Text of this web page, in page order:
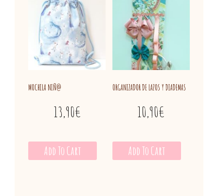
MOCHILA NIÑ@
13,90€
Add To Cart
ORGANIZADOR DE LAZOS Y DIADEMAS
10,90€
Add To Cart